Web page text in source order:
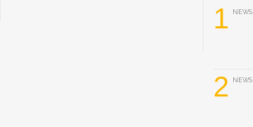
1 NEWS
2 NEWS